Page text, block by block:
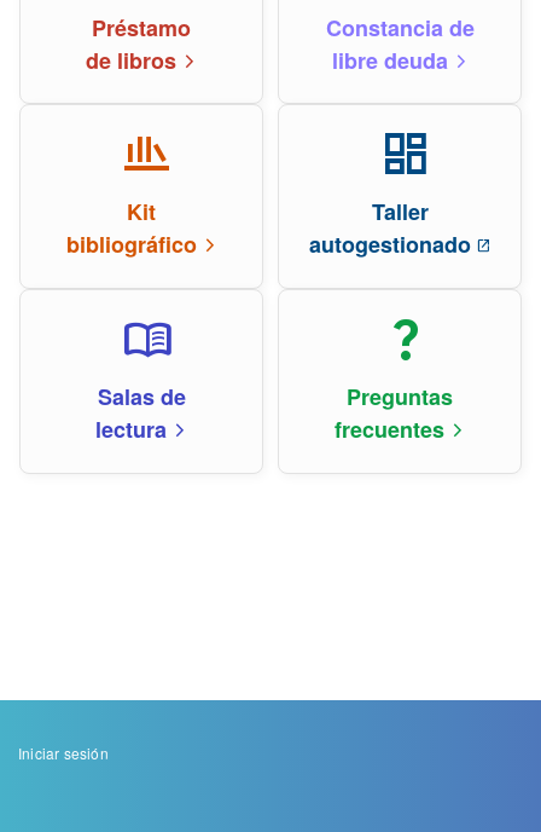
Préstamo
de libros arrow_forward_ios
Constancia de
libre deuda
arrow_forward_ios
newsstand
Kit
bibliográfico
arrow_forward_ios
dashboard
Taller
autogestionado open_in_new
menu_book
Salas de
lectura arrow_forward_ios
question_mark
Preguntas
frecuentes arrow_forward_ios
Menu
Iniciar sesión